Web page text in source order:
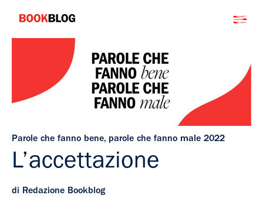
contenuto
Bookblog
Parole che fanno bene, parole che fanno male 2022
L’accettazione
di Redazione Bookblog